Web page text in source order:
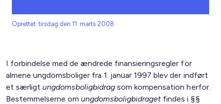
Oprettet: tirsdag den 11. marts 2008
I forbindelse med de ændrede finansieringsregler for
almene ungdomsboliger fra 1. januar 1997 blev der indført
et særligtungdomsboligbidrag som kompensation herfor.
Bestemmelserne omungdomsboligbidraget findes i §§